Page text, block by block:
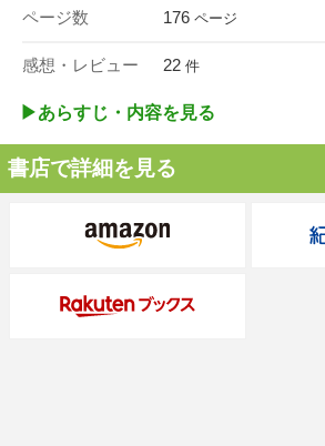
ページ数 176 ページ
感想・レビュー 22 件
▶︎あらすじ・内容を見る
書店で詳細を見る